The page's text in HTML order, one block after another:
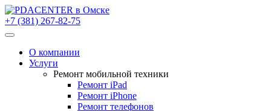
+7 (381) 267-82-75
О компании
Услуги
Ремонт мобильной техники
Ремонт iPad
Ремонт iPhone
Ремонт телефонов